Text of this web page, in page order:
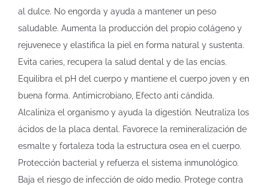
al dulce. No engorda y ayuda a mantener un peso
saludable. Aumenta la producción del propio colágeno y
rejuvenece y elastifica la piel en forma natural y sustenta.
Evita caries, recupera la salud dental y de las encías.
Equilibra el pH del cuerpo y mantiene el cuerpo joven y en
buena forma. Antimicrobiano, Efecto anti cándida.
Alcaliniza el organismo y ayuda la digestión. Neutraliza los
ácidos de la placa dental. Favorece la remineralización de
esmalte y fortaleza toda la estructura osea en el cuerpo.
Protección bacterial y refuerza el sistema inmunológico.
Baja el riesgo de infección de oído medio. Protege contra